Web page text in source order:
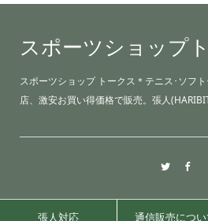
スポーツショップ
スポーツショップ トークス＊テニス･ソフ
店、激安お買い得価格で販売。張人
張人対応 通信販売につ